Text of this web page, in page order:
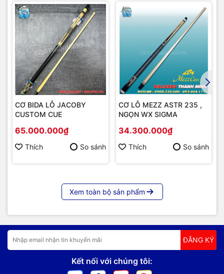
CƠ BIDA LỖ JACOBY
CUSTOM CUE
65.000.000₫
Thích So sánh
CƠ LỖ MEZZ ASTR 235 ,
NGỌN WX SIGMA
34.300.000₫
Thích So sánh
Xem toàn bộ sản phẩm
ĐĂNG KÝ
Kết nối với chúng tôi: